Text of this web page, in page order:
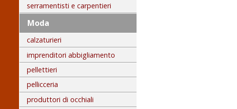
serramentisti e carpentieri
Moda
calzaturieri
imprenditori abbigliamento
pellettieri
pellicceria
produttori di occhiali